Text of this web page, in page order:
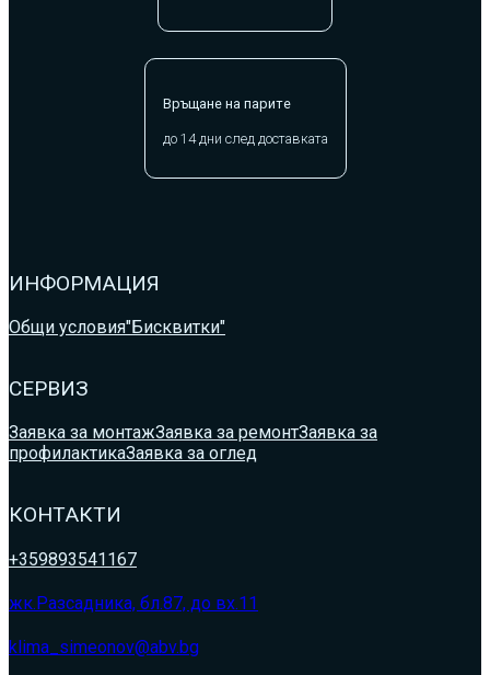
Връщане на парите
до 14 дни след доставката
ИНФОРМАЦИЯ
Общи условия"Бисквитки"
СЕРВИЗ
Заявка за монтажЗаявка за ремонтЗаявка за
профилактикаЗаявка за оглед
КОНТАКТИ
+359893541167
жк.Разсадника, бл.87, до вх.11
klima_simeonov@abv.bg